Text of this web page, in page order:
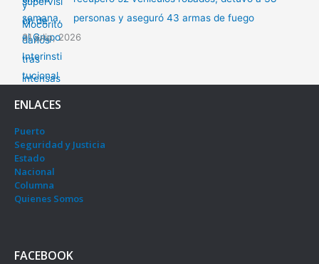
personas y aseguró 43 armas de fuego
31 julio, 2026
ENLACES
Puerto
Seguridad y Justicia
Estado
Nacional
Columna
Quienes Somos
FACEBOOK